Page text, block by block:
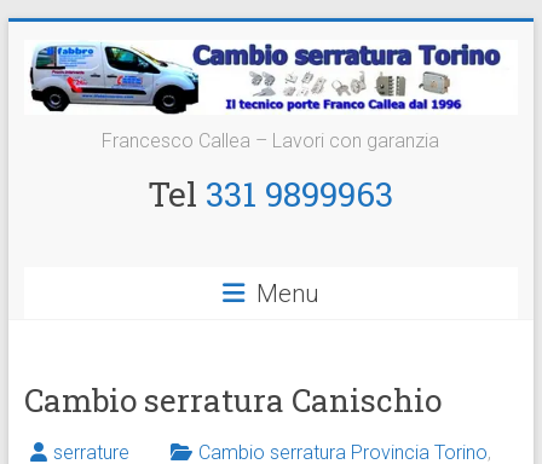
contenuto
Cambio
Serratura
Francesco Callea – Lavori con garanzia
Tel 331 9899963
Menu
Cambio serratura Canischio
serrature Cambio serratura Provincia Torino,